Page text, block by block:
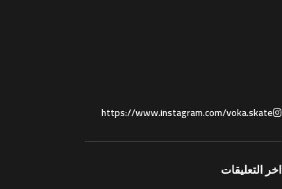
https://www.instagram.com/voka.skate
اخر التعليقات